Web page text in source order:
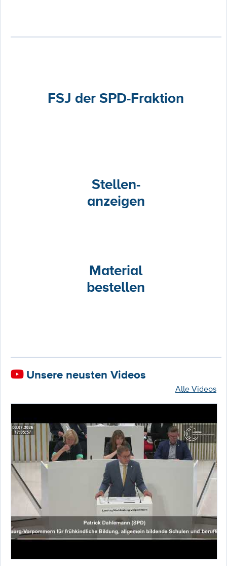
FSJ der SPD-Fraktion
Stellen-
anzeigen
Material
bestellen
Unsere neusten Videos
Alle Videos